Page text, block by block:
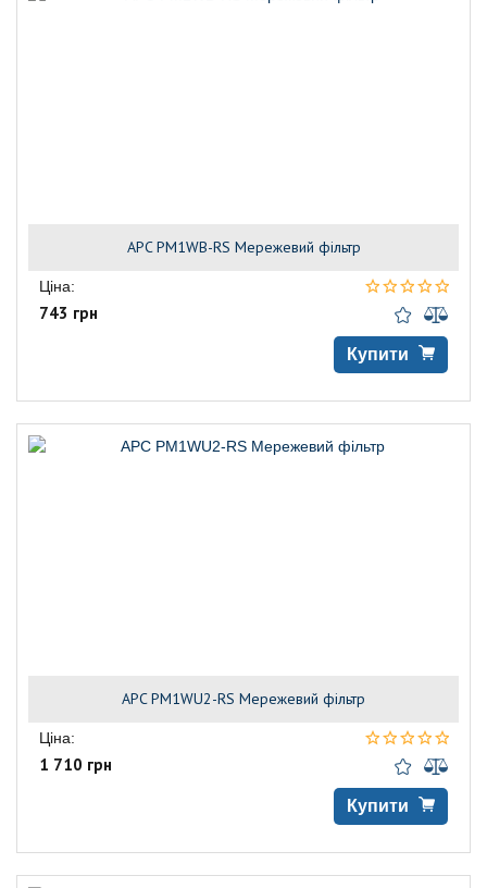
APC PM1WB-RS Мережевий фільтр
Ціна:
743 грн
Купити
APC PM1WU2-RS Мережевий фільтр
Ціна:
1 710 грн
Купити